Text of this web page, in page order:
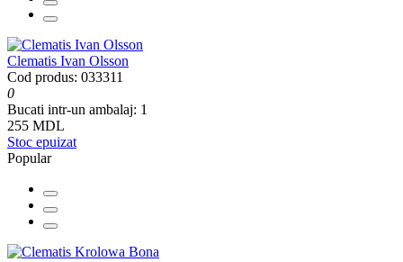
Clematis Ivan Olsson
Cod produs: 033311
0
Bucati intr-un ambalaj: 1
255 MDL
Stoc epuizat
Popular